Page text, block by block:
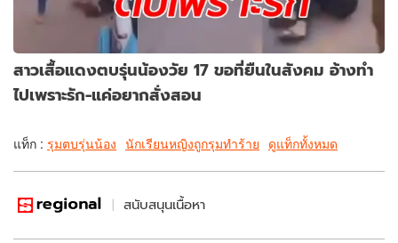
สาวเสื้อแดงตบรุ่นน้องวัย 17 ขอที่ยืนในสังคม อ้างทำ
ไปเพราะรัก-แค่อยากสั่งสอน
แท็ก : รุมตบรุ่นน้อง นักเรียนหญิงถูกรุมทำร้าย ดูแท็กทั้งหมด
สนับสนุนเนื้อหา